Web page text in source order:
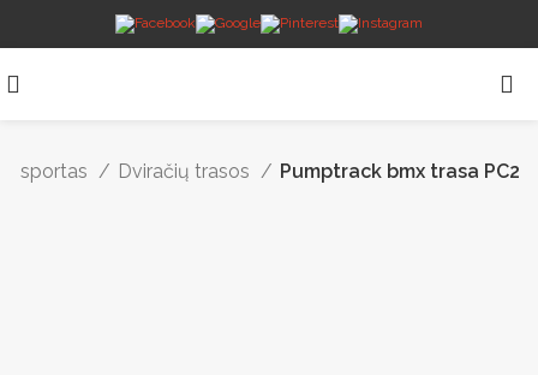
sportas Dviračių trasos Pumptrack bmx trasa PC2